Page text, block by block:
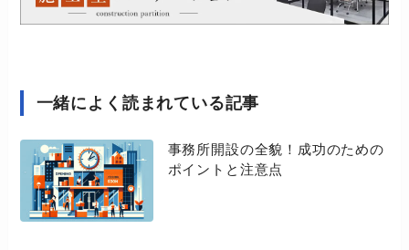
一緒によく読まれている記事
事務所開設の全貌！成功のための
ポイントと注意点